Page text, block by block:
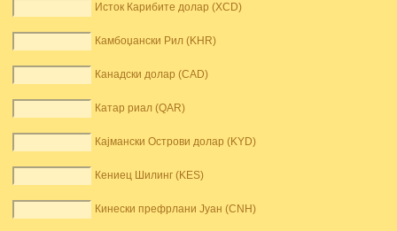
Исток Карибите долар (XCD)
Камбоџански Рил (KHR)
Канадски долар (CAD)
Катар риал (QAR)
Кајмански Острови долар (KYD)
Кениец Шилинг (KES)
Кинески префрлани Јуан (CNH)